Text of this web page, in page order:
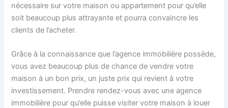
nécessaire sur votre maison ou appartement pour qu’elle
soit beaucoup plus attrayante et pourra convaincre les
clients de l’acheter.
Grâce à la connaissance que l’agence immobilière possède,
vous avez beaucoup plus de chance de vendre votre
maison à un bon prix, un juste prix qui revient à votre
investissement. Prendre rendez-vous avec une agence
immobilière pour qu’elle puisse visiter votre maison à louer